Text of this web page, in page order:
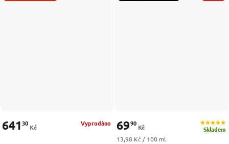
Vyprodáno
641 30
Kč Skladem
6990
Kč
Měrná cena:
13,98 Kč / 100 ml